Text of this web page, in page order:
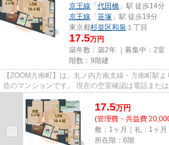
京王線 「 代田橋 」駅 徒歩14分
京王線 「 笹塚 」駅 徒歩19分
東京都杉並区和泉 １丁目
17.5万円
築年数：築2年 ｜募集中： 2室
階数：9階建
【ZOOM方南町】は、丸ノ内方南支線・方南町駅
造のマンションです。 現在の空室確認は電話またはメールにてお問い合わせくだ
17.5万円
(管理費・共益費
敷：1ヶ月｜礼：1ヶ月
所在階：6階